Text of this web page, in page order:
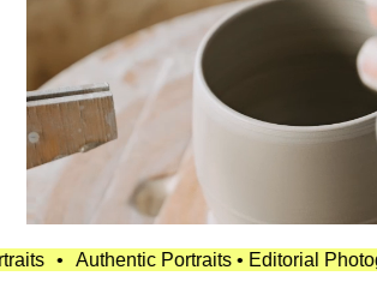
Portraits • Editorial Photography •